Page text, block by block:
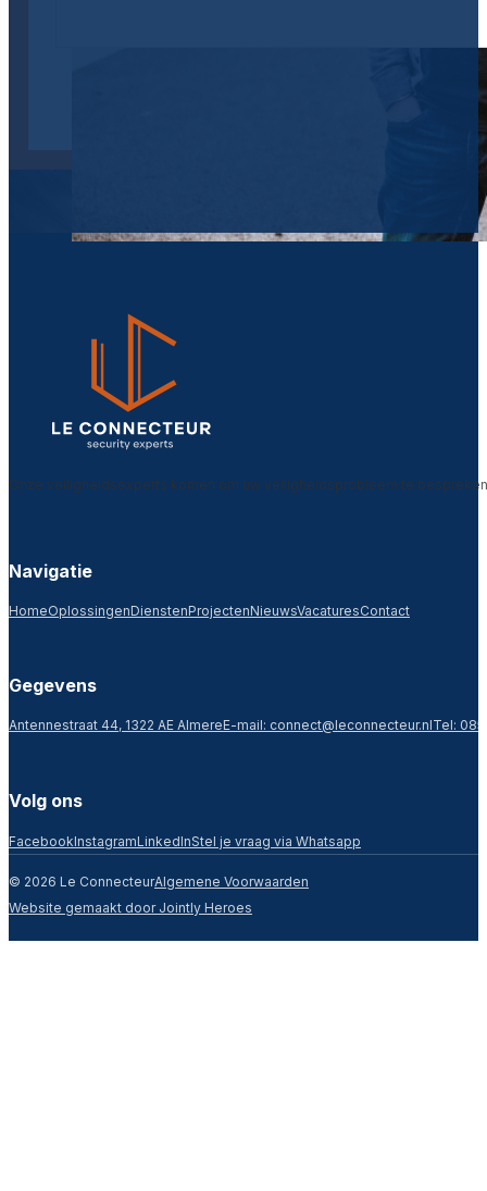
Onze veiligheidsexperts komen om uw veiligheidsprobleem te
Navigatie
HomeOplossingenDienstenProjectenNieuwsVacaturesContact
Gegevens
Antennestraat 44, 1322 AE AlmereE-mail: connect@leconnecteur.nlTel:
Volg ons
FacebookInstagramLinkedInStel je vraag via Whatsapp
© 2026 Le ConnecteurAlgemene Voorwaarden
Website gemaakt door Jointly Heroes